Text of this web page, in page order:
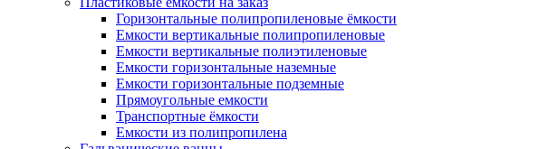
Горизонтальные полипропиленовые ёмкости
Емкости вертикальные полипропиленовые
Емкости вертикальные полиэтиленовые
Емкости горизонтальные наземные
Емкости горизонтальные подземные
Прямоугольные емкости
Транспортные ёмкости
Емкости из полипропилена